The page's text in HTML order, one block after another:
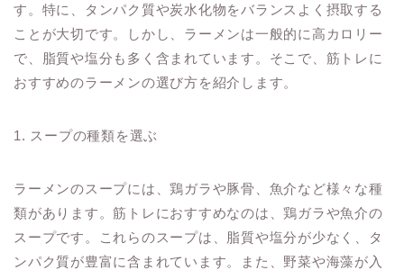
す。特に、タンパク質や炭水化物をバランスよく摂取する
ことが大切です。しかし、ラーメンは一般的に高カロリー
で、脂質や塩分も多く含まれています。そこで、筋トレに
おすすめのラーメンの選び方を紹介します。
1. スープの種類を選ぶ
ラーメンのスープには、鶏ガラや豚骨、魚介など様々な種
類があります。筋トレにおすすめなのは、鶏ガラや魚介の
スープです。これらのスープは、脂質や塩分が少なく、タ
ンパク質が豊富に含まれています。また、野菜や海藻が入